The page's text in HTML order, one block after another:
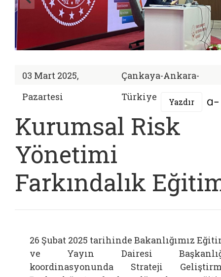
03 Mart 2025,
Pazartesi
Çankaya-Ankara-
Türkiye
Yazdır
Kurumsal Risk
Yönetimi
Farkındalık
26 Şubat 2025 tarihinde Bakanlığımız
ve Yayın Dairesi
koordinasyonunda Strateji